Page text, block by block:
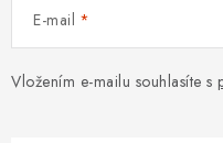
E-mail
Vložením e-mailu souhlasíte s